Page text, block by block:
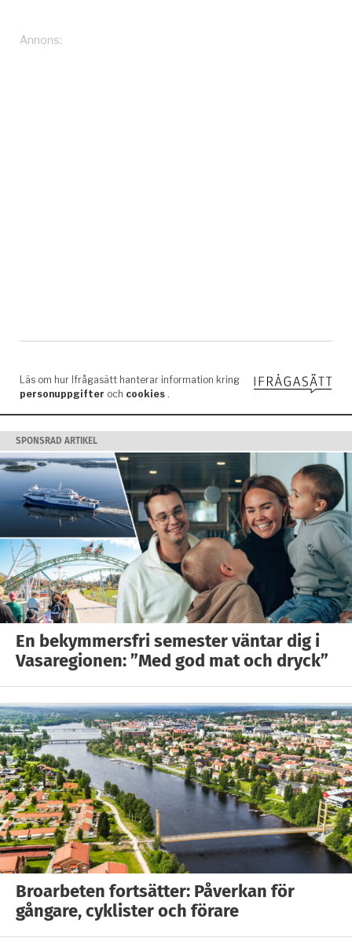
SPONSRAD ARTIKEL
En bekymmersfri semester väntar dig i
Vasaregionen: ”Med god mat och dryck”
Broarbeten fortsätter: Påverkan för
gångare, cyklister och förare